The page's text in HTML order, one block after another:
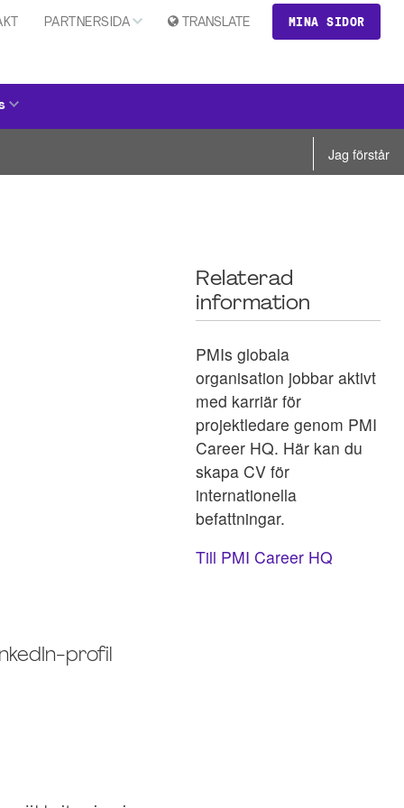
MINA SIDOR
TRANSLATE
PARTNERSIDA
Jag förstår
profil
Relaterad
information
PMIs globala
organisation jobbar aktivt
med karriär för
projektledare genom PMI
Career HQ. Här kan du
skapa CV för
internationella
befattningar.
Till PMI Career HQ